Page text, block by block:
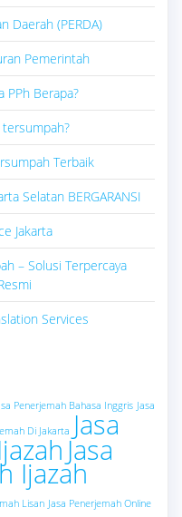
Daerah (PERDA)
Pemerintah
PPh Berapa?
Terbaik
Selatan BERGARANSI
Jakarta
– Solusi Terpercaya
Services
Penerjemah Bahasa Inggris Jasa
Di Jakarta Jasa
Jasa
Ijazah
Lisan Jasa Penerjemah Online